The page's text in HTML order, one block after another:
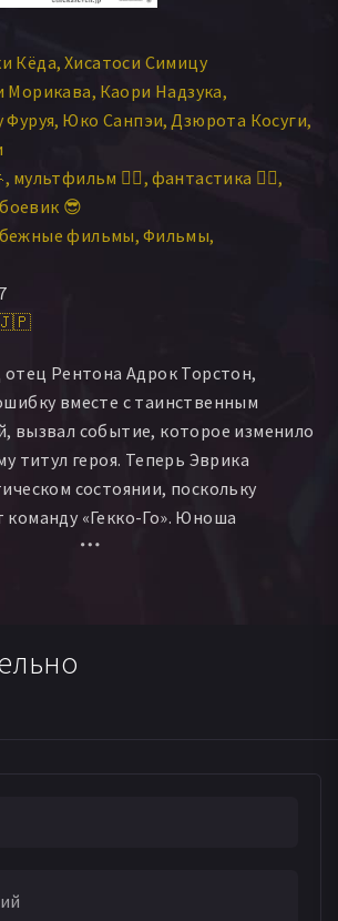
Кёда Хисатоси Симицу
Морикава Каори Надзука
Фуруя Юко Санпэи Дзюрота Косуги
мультфильм 🧚‍♀️ фантастика 🧙‍♀️
боевик 😎
фильмы Фильмы
🇯🇵
отец Рентона Адрок Торстон,
вместе с таинственным
вызвал событие, которое изменило
титул героя. Теперь Эврика
состоянии, поскольку
команду «Гекко-Го». Юноша
старых друзей отца,